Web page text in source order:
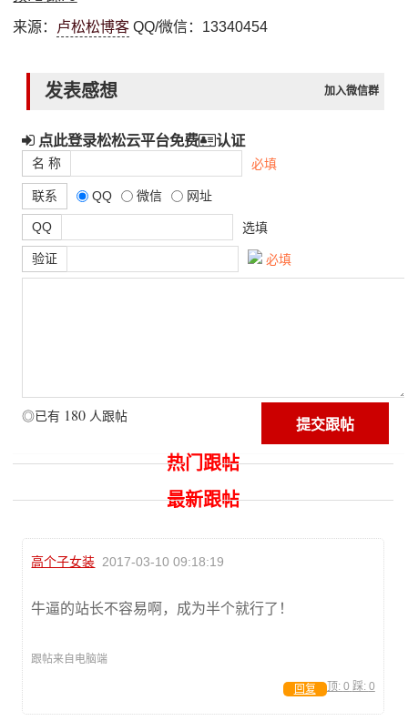
来源： 卢松松博客 QQ/微信：13340454
发表感想 加入微信群
点此登录松松云平台免费 认证
名 称 必填
联系 QQ 微信 网址
QQ 选填
验证 必填
◎已有 180 人跟帖
热门跟帖
最新跟帖
高个子女装 2017-03-10 09:18:19
牛逼的站长不容易啊，成为半个就行了！
跟帖来自电脑端
顶: 0 踩: 0
回复